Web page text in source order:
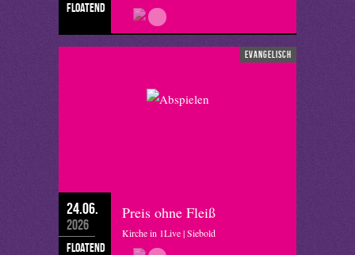
floatend
evangelisch
24.06.
2026
floatend
Preis ohne Fleiß
Kirche in 1Live | Siebold